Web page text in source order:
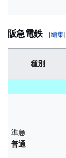
阪急電鉄 [編集]
種別
準急
普通